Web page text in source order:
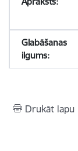
Drukāt lapu